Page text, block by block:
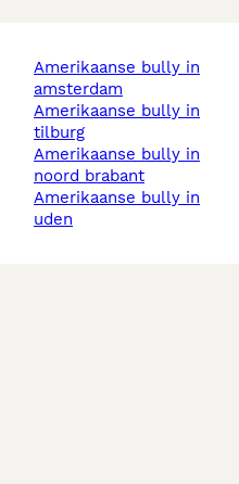
amerikaanse bully in
amsterdam
amerikaanse bully in
tilburg
amerikaanse bully in
noord brabant
amerikaanse bully in
uden